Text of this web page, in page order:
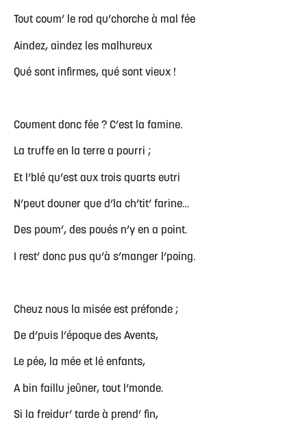
Tout coum’ le rod qu’chorche à mal fée
Aindez, aindez les malhureux
Qué sont infirmes, qué sont vieux !
Coument donc fée ? C’est la famine.
La truffe en la terre a pourri ;
Et l’blé qu’est aux trois quarts eutri
N’peut douner que d’la ch’tit’ farine…
Des poum’, des poués n’y en a point.
I rest’ donc pus qu’à s’manger l’poing.
Cheuz nous la misée est préfonde ;
De d’puis l’époque des Avents,
Le pée, la mée et lé enfants,
A bin faillu jeûner, tout l’monde.
Si la freidur’ tarde à prend’ fin,